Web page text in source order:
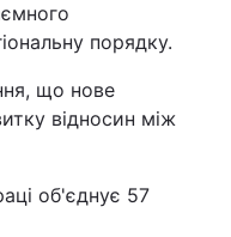
порядку.
що нове
відносин між
об'єднує 57